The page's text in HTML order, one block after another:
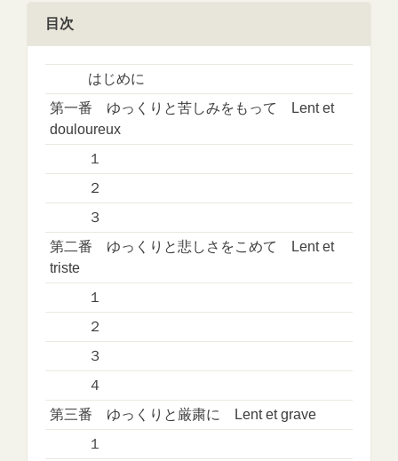
目次
はじめに
第一番 ゆっくりと苦しみをもって Lent et
douloureux
１
２
３
第二番 ゆっくりと悲しさをこめて Lent et
triste
１
２
３
４
第三番 ゆっくりと厳粛に Lent et grave
１